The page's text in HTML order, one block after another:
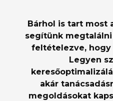
Bárhol is tart most
segítünk
feltételezve, hogy
Legyen
akár
megoldásokat